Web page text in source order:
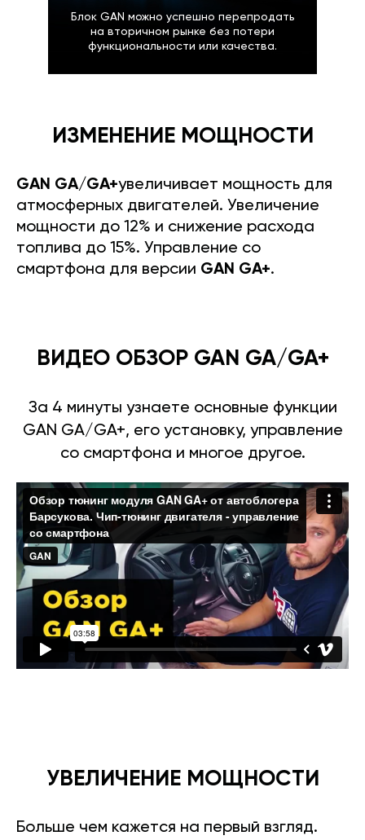
Блок GAN можно успешно перепродать
на вторичном рынке без потери
функциональности или качества.
ИЗМЕНЕНИЕ МОЩНОСТИ
GAN GA/GA+увеличивает мощность для
атмосферных двигателей. Увеличение
мощности до 12% и снижение расхода
топлива до 15%. Управление со
смартфона для версии GAN GA+.
ВИДЕО ОБЗОР GAN GA/GA+
За 4 минуты узнаете основные функции
GAN GA/GA+, его установку, управление
со смартфона и многое другое.
УВЕЛИЧЕНИЕ МОЩНОСТИ
Больше чем кажется на первый взгляд.